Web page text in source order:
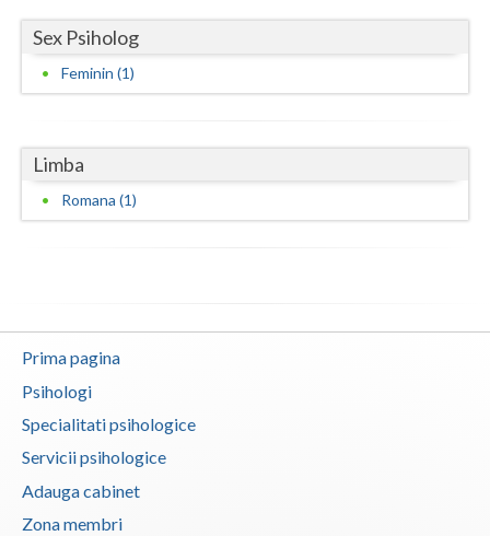
Vaslui
Sex Psiholog
Feminin (1)
Limba
Romana (1)
Prima pagina
Psihologi
Specialitati psihologice
Servicii psihologice
Adauga cabinet
Zona membri